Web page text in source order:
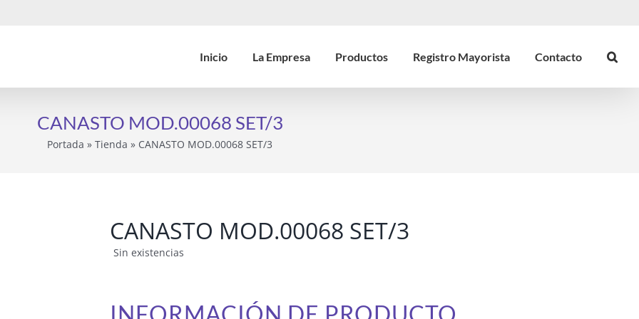
Inicio La Empresa Productos Registro Mayorista Contacto
CANASTO MOD.00068 SET/3
Portada » Tienda » CANASTO MOD.00068 SET/3
CANASTO MOD.00068 SET/3
Sin existencias